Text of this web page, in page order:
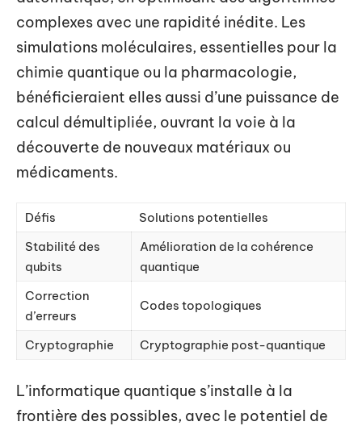
complexes avec une rapidité inédite. Les
simulations moléculaires, essentielles pour la
chimie quantique ou la pharmacologie,
bénéficieraient elles aussi d’une puissance de
calcul démultipliée, ouvrant la voie à la
découverte de nouveaux matériaux ou
médicaments.
Défis
Solutions potentielles
Stabilité des
qubits
Amélioration de la cohérence
quantique
Correction
d’erreurs
Codes topologiques
Cryptographie Cryptographie post-quantique
L’informatique quantique s’installe à la
frontière des possibles, avec le potentiel de